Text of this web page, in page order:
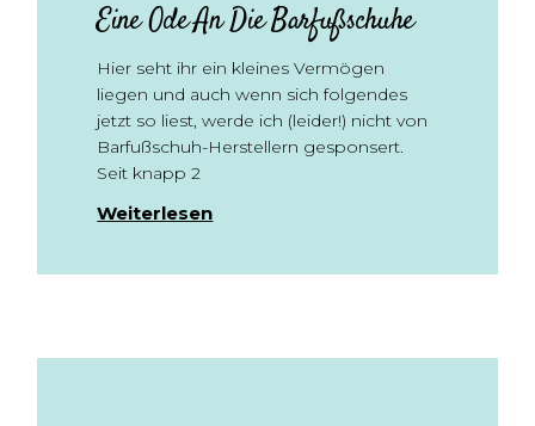
Eine Ode An Die Barfußschuhe
Hier seht ihr ein kleines Vermögen
liegen und auch wenn sich folgendes
jetzt so liest, werde ich (leider!) nicht von
Barfußschuh-Herstellern gesponsert.
Seit knapp 2
Weiterlesen